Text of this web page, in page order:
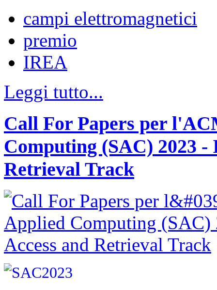
campi elettromagnetici
premio
IREA
Leggi tutto...
Call For Papers per
Computing (SAC) 2023
Retrieval Track